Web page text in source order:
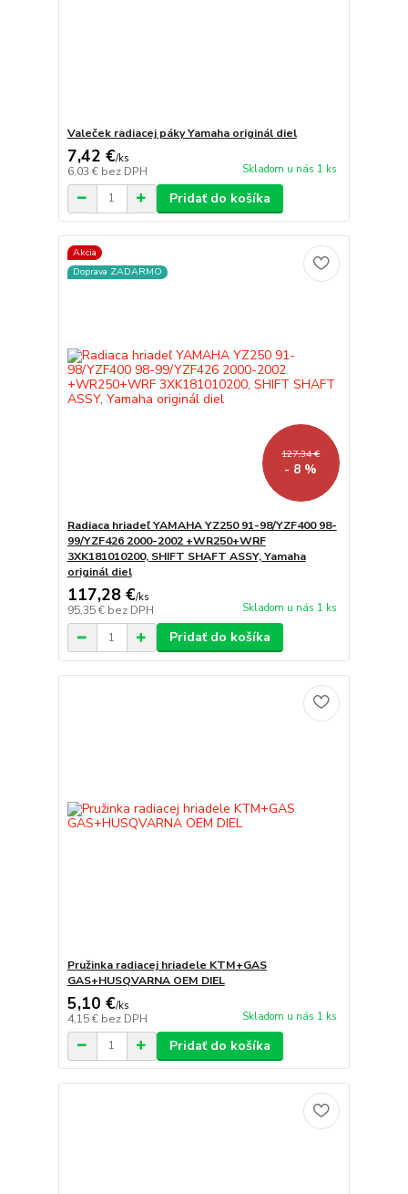
Valeček radiacej páky Yamaha originál diel
7,42 €/ks
6,03 € bez DPH Skladom u nás 1 ks
Pridať do košíka
Akcia
Doprava ZADARMO
127,34 €
- 8 %
Radiaca hriadeľ YAMAHA YZ250 91-98/YZF400 98-
99/YZF426 2000-2002 +WR250+WRF
3XK181010200, SHIFT SHAFT ASSY, Yamaha
originál diel
117,28 €/ks
95,35 € bez DPH Skladom u nás 1 ks
Pridať do košíka
Pružinka radiacej hriadele KTM+GAS
GAS+HUSQVARNA OEM DIEL
5,10 €/ks
4,15 € bez DPH Skladom u nás 1 ks
Pridať do košíka